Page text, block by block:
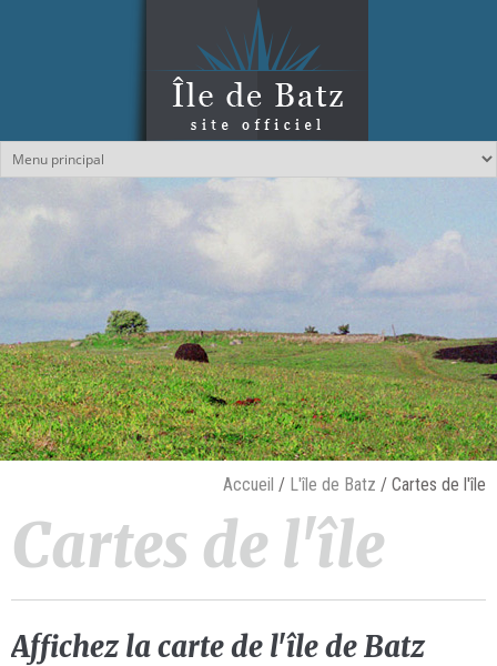
Accueil / L'île de Batz / Cartes de l'île
Cartes de l'île
Affichez la carte de l'île de Batz